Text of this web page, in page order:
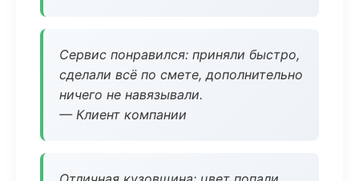
Сервис понравился: приняли быстро,
сделали всё по смете, дополнительно
ничего не навязывали.
— Клиент компании